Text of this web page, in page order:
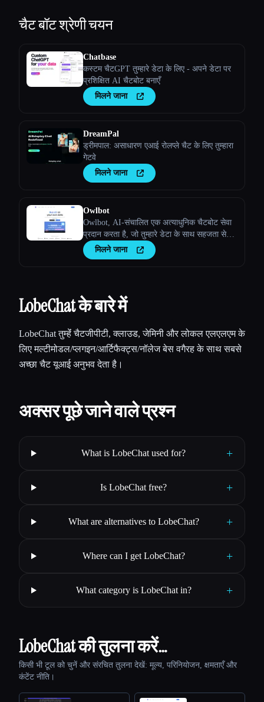
चैट बॉटश्रेणी चयन
Chatbase
कस्टम चैटGPT तुम्हारे डेटा के लिए - अपने डेटा पर
प्रशिक्षित AI चैटबोट बनाएँ
मिलने जाना
DreamPal
ड्रीमपाल: असाधारण एआई रोलप्ले चैट के लिए तुम्हारा
गेटवे
मिलने जाना
Owlbot
Owlbot, AI-संचालित एक अत्याधुनिक चैटबोट सेवा
प्रदान करता है, जो तुम्हारे डेटा के साथ सहजता से
इंटीग्रेट हो जाती है, ताकि तुम्हेंं, तुम्हारे ग्राहकों या
तुम्हारी टीम को तुरंत प्रतिसाद मिले।
मिलने जाना
LobeChat के बारे में
LobeChat तुम्हेंं चैटजीपीटी, क्लाउड, जेमिनी और लोकल एलएलएम के
लिए मल्टीमोडल/प्लगइन/आर्टिफैक्ट्स/नॉलेज बेस वगैरह के साथ सबसे
अच्छा चैट यूआई अनुभव देता है।
अक्सर पूछे जाने वाले प्रश्न
What is LobeChat used for? +
Is LobeChat free? +
What are alternatives to LobeChat? +
Where can I get LobeChat? +
What category is LobeChat in? +
LobeChat की तुलना करें…
किसी भी टूल को चुनें और संरचित तुलना देखें: मूल्य, परिनियोजन, क्षमताएँ और
कंटेंट नीति।